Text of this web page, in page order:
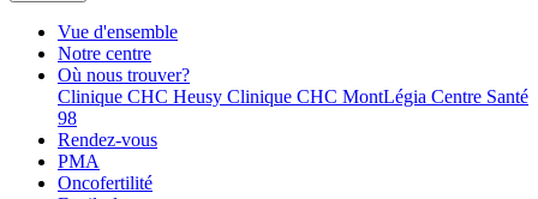
Vue d'ensemble
Notre centre
Où nous trouver?
Clinique CHC Heusy Clinique CHC MontLégia Centre Santé
98
Rendez-vous
PMA
Oncofertilité